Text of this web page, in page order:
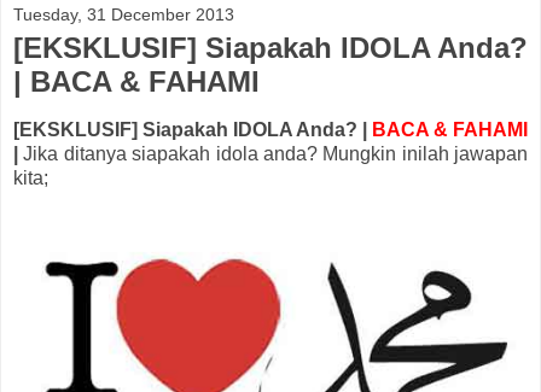
Tuesday, 31 December 2013
[EKSKLUSIF] Siapakah IDOLA Anda?
| BACA & FAHAMI
[EKSKLUSIF] Siapakah IDOLA Anda? |
BACA & FAHAMI
|Jika ditanya siapakah idola anda? Mungkin inilah jawapan
kita;